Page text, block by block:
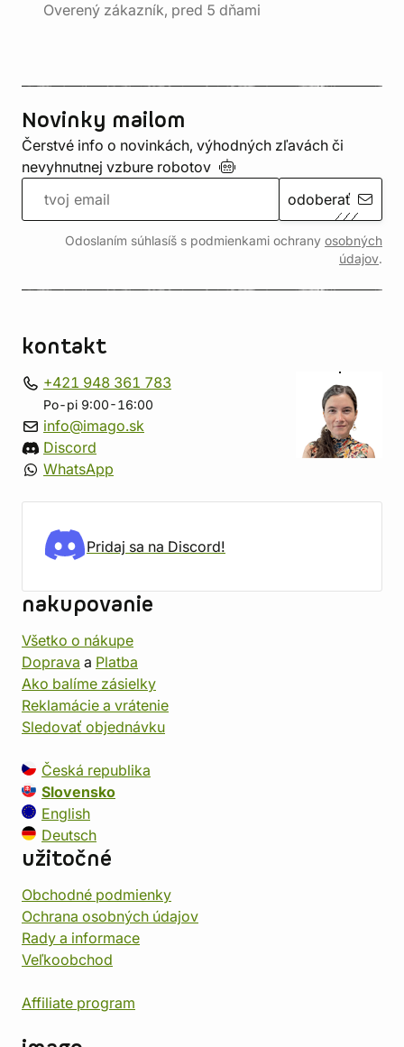
Overený zákazník, pred 5 dňami
Novinky mailom
Čerstvé info o novinkách, výhodných zľavách či
nevyhnutnej vzbure robotov
odoberať
Odoslaním súhlasíš s podmienkami ochrany osobných
údajov.
kontakt
+421 948 361 783
Po-pi 9:00-16:00
info@imago.sk
Discord
WhatsApp
Pridaj sa na Discord!
nakupovanie
Všetko o nákupe
Doprava a Platba
Ako balíme zásielky
Reklamácie a vrátenie
Sledovať objednávku
Česká republika
Slovensko
English
Deutsch
užitočné
Obchodné podmienky
Ochrana osobných údajov
Rady a informace
Veľkoobchod
Affiliate program